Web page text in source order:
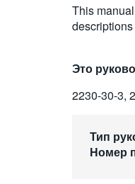
This
Это
2230-30-3,
Тип
Номер